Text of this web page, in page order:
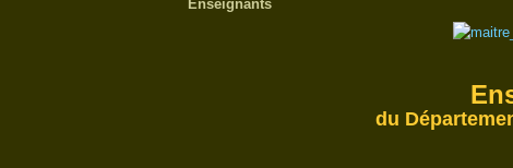
Enseignants
du